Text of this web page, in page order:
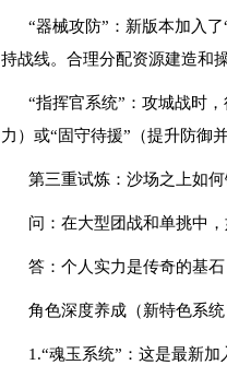
“器械攻防”：新版本加入
持战线。合理分配资源建造和
“指挥官系统”：攻城战时
力）或“固守待援”（提升防御
第三重试炼：沙场之上如
问：在大型团战和单挑中
答：个人实力是传奇的基
角色深度养成（新特色系统
1.“魂玉系统”：这是最新